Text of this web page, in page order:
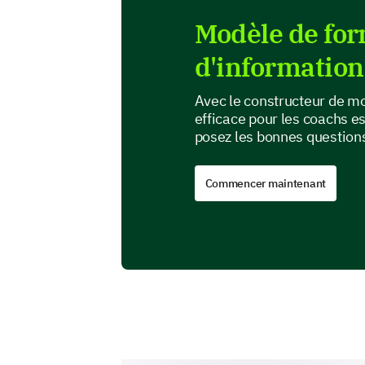
Modèle de
Avec le constructeur de
efficace pour les coachs
posez les bonnes
Commencer maintenant